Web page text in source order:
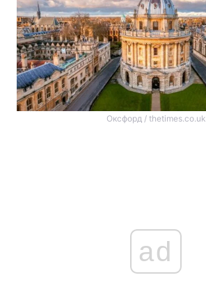
Оксфорд / thetimes.co.uk
ad